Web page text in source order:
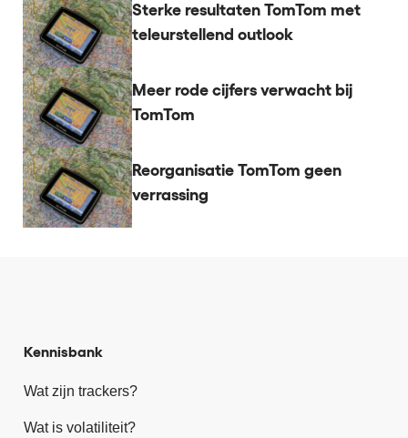
Sterke resultaten TomTom met
teleurstellend outlook
Meer rode cijfers verwacht bij
TomTom
Reorganisatie TomTom geen
verrassing
Kennisbank
Wat zijn trackers?
Wat is volatiliteit?